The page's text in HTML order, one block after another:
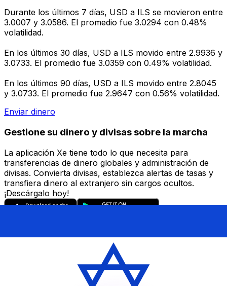
Durante los últimos 7 días, USD a ILS se movieron entre
3.0007 y 3.0586. El promedio fue 3.0294 con 0.48%
volatilidad.
En los últimos 30 días, USD a ILS movido entre 2.9936 y
3.0733. El promedio fue 3.0359 con 0.49% volatilidad.
En los últimos 90 días, USD a ILS movido entre 2.8045
y 3.0733. El promedio fue 2.9647 con 0.56% volatilidad.
Enviar dinero
Gestione su dinero y divisas sobre la marcha
La aplicación Xe tiene todo lo que necesita para
transferencias de dinero globales y administración de
divisas. Convierta divisas, establezca alertas de tasas y
transfiera dinero al extranjero sin cargos ocultos.
¡Descárgalo hoy!